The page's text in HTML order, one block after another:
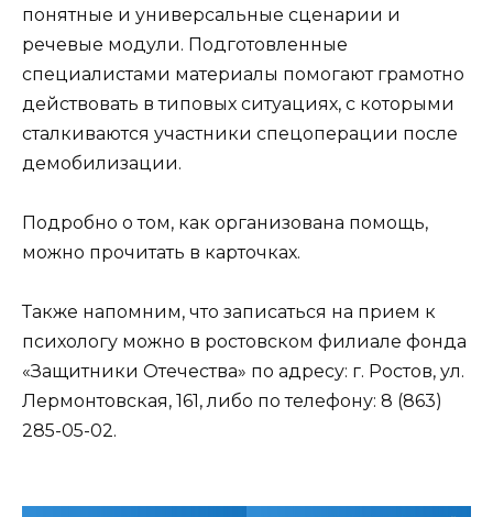
понятные и универсальные сценарии и
речевые модули. Подготовленные
специалистами материалы помогают грамотно
действовать в типовых ситуациях, с которыми
сталкиваются участники спецоперации после
демобилизации.
Подробно о том, как организована помощь,
можно прочитать в карточках.
Также напомним, что записаться на прием к
психологу можно в ростовском филиале фонда
«Защитники Отечества» по адресу: г. Ростов, ул.
Лермонтовская, 161, либо по телефону: 8 (863)
285-05-02.